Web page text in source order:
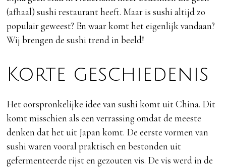
(afhaal) sushi restaurant heeft. Maar is sushi altijd zo
populair geweest? En waar komt het eigenlijk vandaan?
Wij brengen de sushi trend in beeld!
Korte geschiedenis
Het oorspronkelijke idee van sushi komt uit China. Dit
komt misschien als een verrassing omdat de meeste
denken dat het uit Japan komt. De eerste vormen van
sushi waren vooral praktisch en bestonden uit
gefermenteerde rijst en gezouten vis. De vis werd in de